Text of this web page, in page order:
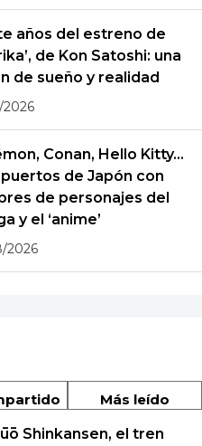
años del estreno de
de Kon Satoshi: una
de sueño y realidad
Conan, Hello Kitty...
de Japón con
de personajes del
y el ‘anime’
2026
Más leído
Shinkansen, el tren